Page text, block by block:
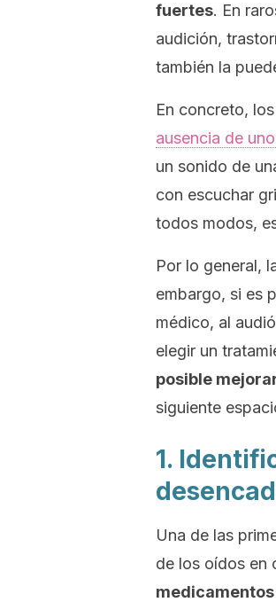
fuertes. En
audición,
también la
En concreto,
ausencia de
un sonido de
con escuchar
todos modos,
Por lo general,
embargo, si es
médico, al
elegir un
posible
siguiente
1.
Una de las
de los oídos en